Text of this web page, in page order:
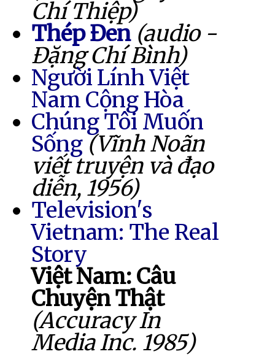
Chí Thiệp)
Thép Đen (audio -
Đặng Chí Bình)
Người Lính Việt
Nam Cộng Hòa
Chúng Tôi Muốn
Sống(Vĩnh Noãn
viết truyện và đạo
diễn, 1956)
Television's
Vietnam: The Real
Story
Việt Nam: Câu
Chuyện Thật
(Accuracy In
Media Inc. 1985)